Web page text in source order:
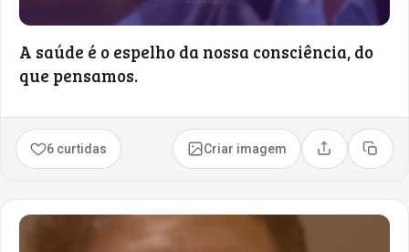
A saúde é o espelho da nossa consciência, do
que pensamos.
6 curtidas Criar imagem Compartilhar
Copiar